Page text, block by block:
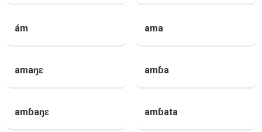
ám ama
amaŋɛ amɓa
amɓaŋɛ amɓata